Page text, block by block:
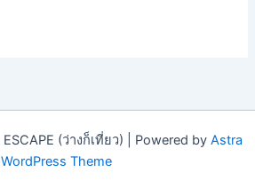
(ว่างก็เที่ยว) | Powered by Astra
WordPress Theme